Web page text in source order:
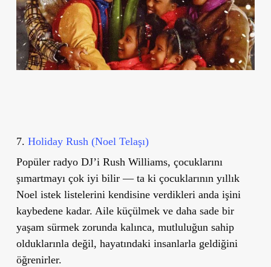
7. Holiday Rush (Noel Telaşı)
Popüler radyo DJ’i Rush Williams, çocuklarını
şımartmayı çok iyi bilir — ta ki çocuklarının yıllık
Noel istek listelerini kendisine verdikleri anda işini
kaybedene kadar. Aile küçülmek ve daha sade bir
yaşam sürmek zorunda kalınca, mutluluğun sahip
olduklarınla değil, hayatındaki insanlarla geldiğini
öğrenirler.